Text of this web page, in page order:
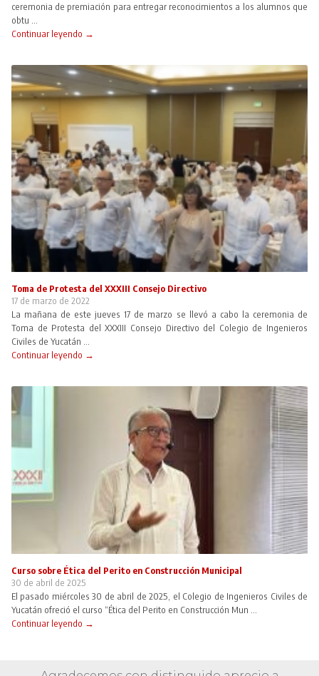
ceremonia de premiación para entregar reconocimientos a los alumnos que
obtu ...
Continuar leyendo →
Toma de Protesta del XXXIII Consejo Directivo
17 de marzo de 2022
La mañana de este jueves 17 de marzo se llevó a cabo la ceremonia de
Toma de Protesta del XXXIII Consejo Directivo del Colegio de Ingenieros
Civiles de Yucatán ...
Continuar leyendo →
Curso sobre Ética del Perito en Construcción Municipal
30 de abril de 2025
El pasado miércoles 30 de abril de 2025, el Colegio de Ingenieros Civiles de
Yucatán ofreció el curso “Ética del Perito en Construcción Mun ...
Continuar leyendo →